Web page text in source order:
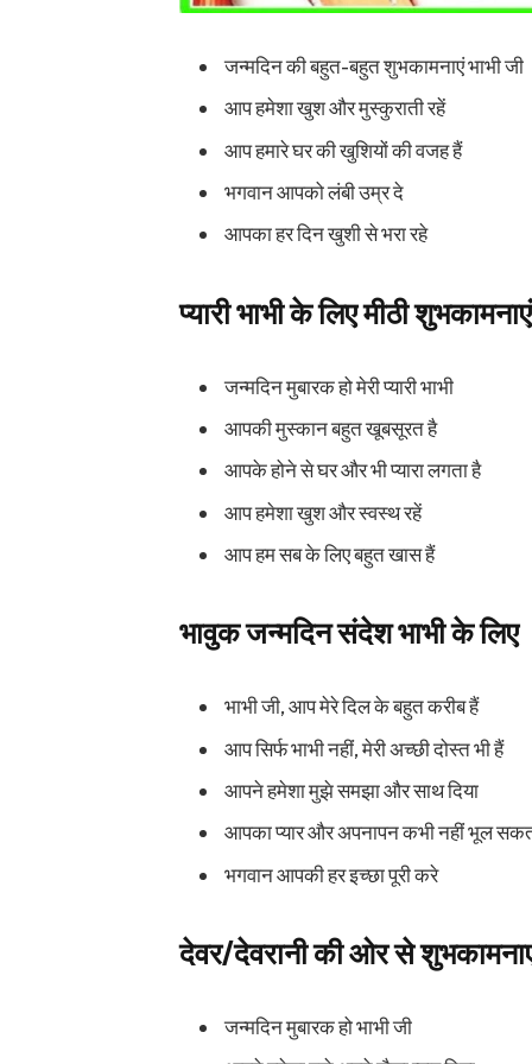
जन्मदिन की बहुत-बहुत शुभकामनाएं भाभी जी
आप हमेशा खुश और मुस्कुराती रहें
आप हमारे घर की खुशियों की वजह हैं
भगवान आपको लंबी उम्र दे
आपका हर दिन खुशी से भरा रहे
प्यारी भाभी के लिए मीठी शुभकामनाएं
जन्मदिन मुबारक हो मेरी प्यारी भाभी
आपकी मुस्कान बहुत खूबसूरत है
आपके होने से घर और भी प्यारा लगता है
आप हमेशा खुश और स्वस्थ रहें
आप हम सब के लिए बहुत खास हैं
भावुक जन्मदिन संदेश भाभी के लिए
भाभी जी, आप मेरे दिल के बहुत करीब हैं
आप सिर्फ भाभी नहीं, मेरी अच्छी दोस्त भी हैं
आपने हमेशा मुझे समझा और साथ दिया
आपका प्यार और अपनापन कभी नहीं भूल
भगवान आपकी हर इच्छा पूरी करे
देवर/देवरानी की ओर से
जन्मदिन मुबारक हो भाभी जी